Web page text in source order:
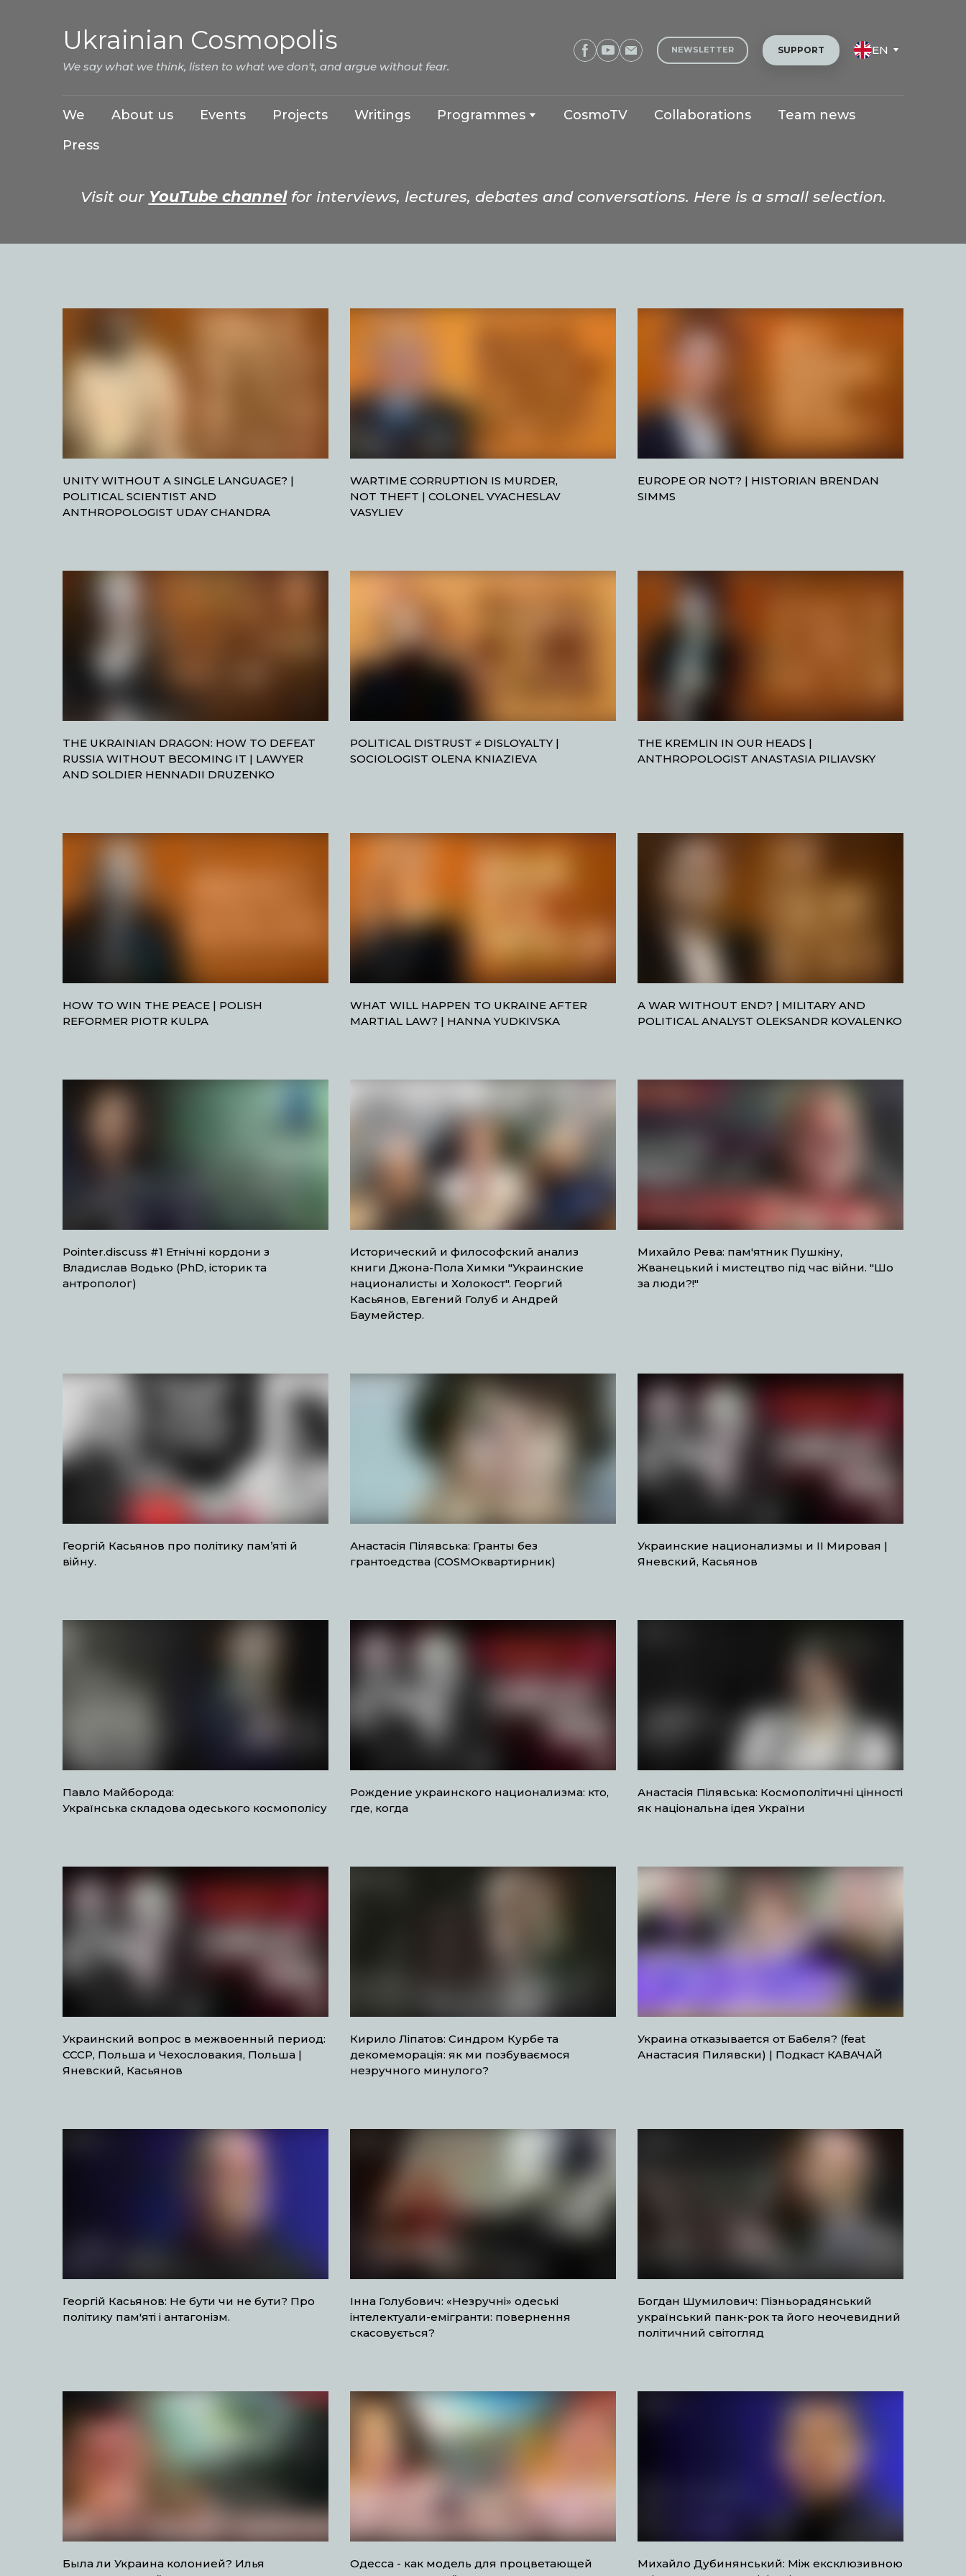
Ukrainian Cosmopolis
We say what we think, listen to what we don't, and argue without fear.
NEWSLETTER SUPPORT EN
We About us Events Projects Writings Programmes CosmoTV Collaborations
Team news
Press
Visit our YouTube channel for interviews, lectures, debates and conversations. Here is a small selection.
UNITY WITHOUT A SINGLE LANGUAGE? |
POLITICAL SCIENTIST AND
ANTHROPOLOGIST UDAY CHANDRA
WARTIME CORRUPTION IS MURDER,
NOT THEFT | COLONEL VYACHESLAV
VASYLIEV
EUROPE OR NOT? | HISTORIAN BRENDAN
SIMMS
THE UKRAINIAN DRAGON: HOW TO DEFEAT
RUSSIA WITHOUT BECOMING IT | LAWYER
AND SOLDIER HENNADII DRUZENKO
POLITICAL DISTRUST ≠ DISLOYALTY |
SOCIOLOGIST OLENA KNIAZIEVA
THE KREMLIN IN OUR HEADS |
ANTHROPOLOGIST ANASTASIA PILIAVSKY
HOW TO WIN THE PEACE | POLISH
REFORMER PIOTR KULPA
WHAT WILL HAPPEN TO UKRAINE AFTER
MARTIAL LAW? | HANNA YUDKIVSKA
A WAR WITHOUT END? | MILITARY AND
POLITICAL ANALYST OLEKSANDR KOVALENKO
Pointer.discuss #1 Етнічні кордони з
Владислав Водько (PhD, історик та
антрополог)
Исторический и философский анализ
книги Джона-Пола Химки "Украинские
националисты и Холокост". Георгий
Касьянов, Евгений Голуб и Андрей
Баумейстер.
Михайло Рева: пам'ятник Пушкіну,
Жванецький і мистецтво під час війни. "Шо
за люди?!"
Георгій Касьянов про політику пам’яті й
війну.
Анастасія Пілявська: Гранты без
грантоедства (COSMOквартирник)
Украинские национализмы и ІІ Мировая |
Яневский, Касьянов
Павло Майборода:
Українська складова одеського космополісу
Рождение украинского национализма: кто,
где, когда
Анастасія Пілявська: Космополітичні цінності
як національна ідея України
Украинский вопрос в межвоенный период:
СССР, Польша и Чехословакия, Польша |
Яневский, Касьянов
Кирило Ліпатов: Синдром Курбе та
декомеморація: як ми позбуваємося
незручного минулого?
Украина отказывается от Бабеля? (feat
Анастасия Пилявски) | Подкаст КАВАЧАЙ
Георгій Касьянов: Не бути чи не бути? Про
політику пам'яті і антагонізм.
Інна Голубович: «Незручні» одеські
інтелектуали-емігранти: повернення
скасовується?
Богдан Шумилович: Пізньорадянський
український панк-рок та його неочевидний
політичний світогляд
Была ли Украина колонией? Илья
Одесса - как модель для процветающей
Михайло Дубинянський: Між ексклюзивною